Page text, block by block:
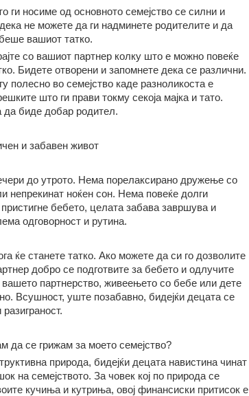
ги носиме од основното семејство се силни и
не можете да ги надминете родителите и да
вашиот татко.
со вашиот партнер колку што е можно повеќе
Бидете отворени и запомнете дека се различни.
полесно во семејство каде разноликоста е
што ги прави токму секоја мајка и тато.
да биде добар родител.
и забавен живот
до утрото. Нема порелаксирано дружење со
непрекинат ноќен сон. Нема повеќе долги
бебето, целата забава завршува и
одговорност и рутина.
ќе станете татко. Ако можете да си го дозволите
добро се подготвите за бебето и одлучите
партнерство, живеењето со бебе или дете
Всушност, уште позабавно, бидејќи децата се
да се грижам за моето семејство?
природа, бидејќи децата навистина чинат
на семејството. За човек кој по природа се
кучиња и кутриња, овој финансиски притисок е